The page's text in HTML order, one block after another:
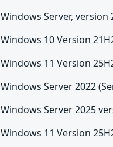
Windows Server, version
Windows 10 Version
Windows 11 Version
Windows Server 2022
Windows Server 2025
Windows 11 Version